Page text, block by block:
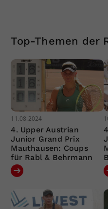
Top-Themen der
11.08.2024
4. Upper Austrian
Junior Grand Prix
Mauthausen: Coups
für Rabl & Behrmann